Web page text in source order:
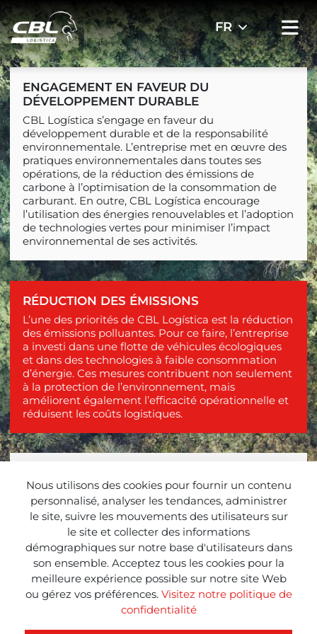
ENGAGEMENT EN FAVEUR DU
DÉVELOPPEMENT DURABLE
CBL Logística s’engage en faveur du
développement durable et de la responsabilité
environnementale. L’entreprise met en œuvre des
pratiques environnementales dans toutes ses
opérations, de la réduction des émissions de
carbone à l’optimisation de la consommation de
carburant. En outre, CBL Logística encourage
l’utilisation des énergies renouvelables et l’adoption
de technologies vertes pour minimiser l’impact
environnemental de ses activités.
RÉDUCTION DES ÉMISSIONS
L’une des priorités de CBL Logística est la réduction
des émissions polluantes. Pour ce faire, l’entreprise
a investi dans une flotte de véhicules écologiques
et dans des technologies à faible consommation
d’énergie. Ces mesures contribuent non seulement
à la protection de l’environnement, mais
améliorent également l’efficacité opérationnelle et
réduisent les coûts logistiques.
TÉLÉCHARGER L'INFOGRAPHIE
Nous utilisons des cookies pour fournir un contenu
personnalisé, analyser les tendances, administrer
le site, suivre les mouvements des utilisateurs sur
le site et collecter des informations
démographiques sur notre base d'utilisateurs dans
son ensemble. Acceptez tous les cookies pour la
meilleure expérience possible sur notre site Web
ou gérez vos préférences. Visitez notre politique de
confidentialité